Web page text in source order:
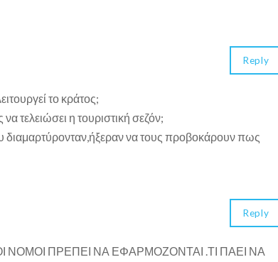
το κράτος;
τελειώσει η τουριστική σεζόν;
διαμαρτύρονταν,ήξεραν να τους προβοκάρουν πως
Reply
ΝΟΜΟΙ ΠΡΕΠΕΙ ΝΑ ΕΦΑΡΜΟΖΟΝΤΑΙ .ΤΙ ΠΑΕΙ ΝΑ
Reply